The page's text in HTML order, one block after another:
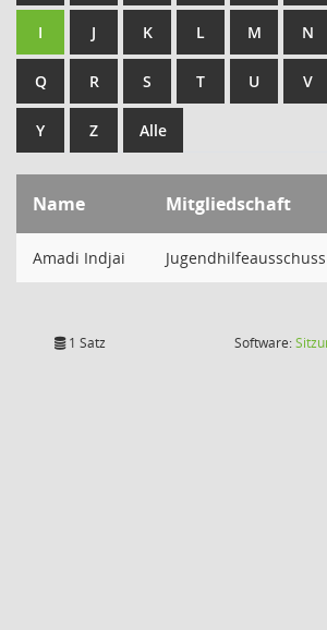
I J K L M N
Q R S T U V
Y Z Alle
Name Mitgliedschaft
Amadi Indjai Jugendhilfeausschuss
1 Satz Software: